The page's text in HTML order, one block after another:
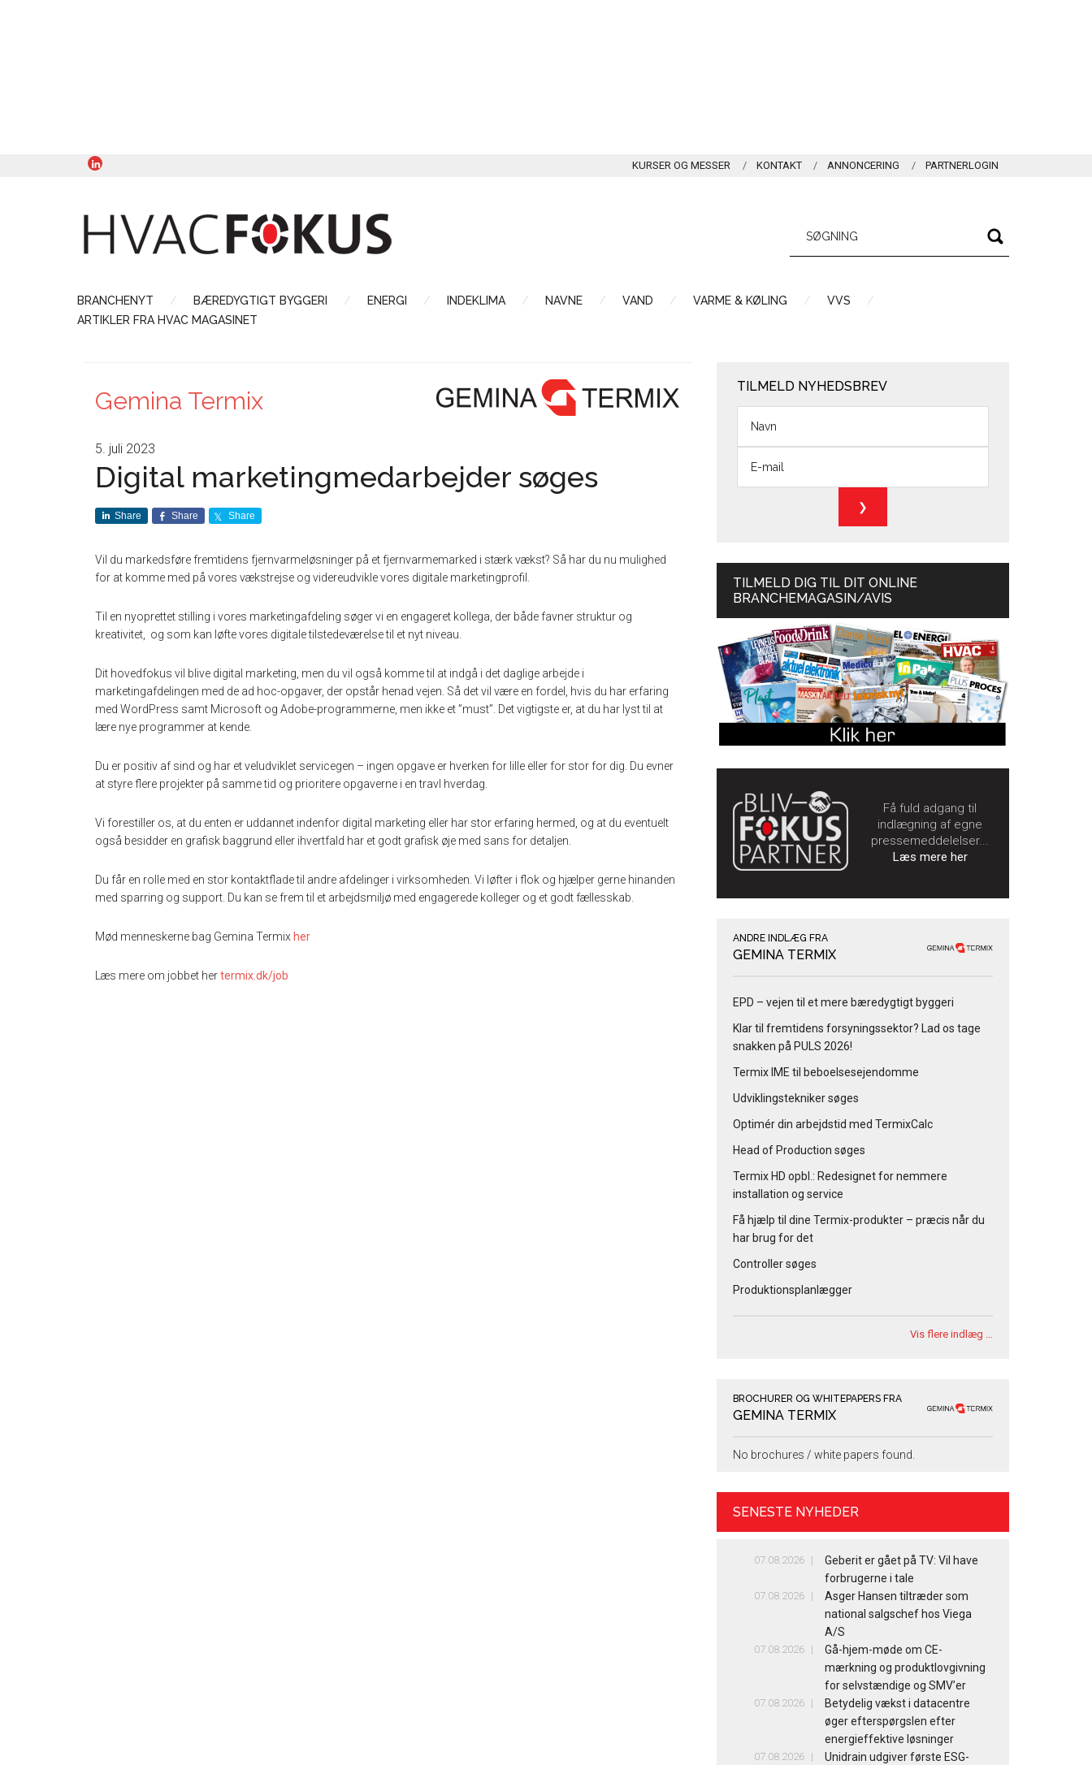
KURSER OG MESSER KONTAKT ANNONCERING PARTNERLOGIN
BRANCHENYT BÆREDYGTIGT BYGGERI ENERGI INDEKLIMA NAVNE VAND VARME & KØLING
VVS
ARTIKLER FRA HVAC MAGASINET
Gemina Termix
5. juli 2023
Digital marketingmedarbejder søges
Share Share Share
Vil du markedsføre fremtidens fjernvarmeløsninger på et fjernvarmemarked i stærk vækst? Så har du nu mulighed
for at komme med på vores vækstrejse og videreudvikle vores digitale marketingprofil.
Til en nyoprettet stilling i vores marketingafdeling søger vi en engageret kollega, der både favner struktur og
kreativitet, og som kan løfte vores digitale tilstedeværelse til et nyt niveau.
Dit hovedfokus vil blive digital marketing, men du vil også komme til at indgå i det daglige arbejde i
marketingafdelingen med de ad hoc-opgaver, der opstår henad vejen. Så det vil være en fordel, hvis du har erfaring
med WordPress samt Microsoft og Adobe-programmerne, men ikke et ”must”. Det vigtigste er, at du har lyst til at
lære nye programmer at kende.
Du er positiv af sind og har et veludviklet servicegen – ingen opgave er hverken for lille eller for stor for dig. Du evner
at styre flere projekter på samme tid og prioritere opgaverne i en travl hverdag.
Vi forestiller os, at du enten er uddannet indenfor digital marketing eller har stor erfaring hermed, og at du eventuelt
også besidder en grafisk baggrund eller ihvertfald har et godt grafisk øje med sans for detaljen.
Du får en rolle med en stor kontaktflade til andre afdelinger i virksomheden. Vi løfter i flok og hjælper gerne hinanden
med sparring og support. Du kan se frem til et arbejdsmiljø med engagerede kolleger og et godt fællesskab.
Mød menneskerne bag Gemina Termix her
Læs mere om jobbet hertermix.dk/job
TILMELD NYHEDSBREV
TILMELD DIG TIL DIT ONLINE
BRANCHEMAGASIN/AVIS
Få fuld adgang til
indlægning af egne
pressemeddelelser...
Læs mere her
ANDRE INDLÆG FRA
GEMINA TERMIX
EPD – vejen til et mere bæredygtigt byggeri
Klar til fremtidens forsyningssektor? Lad os tage
snakken på PULS 2026!
Termix IME til beboelsesejendomme
Udviklingstekniker søges
Optimér din arbejdstid med TermixCalc
Head of Production søges
Termix HD opbl.: Redesignet for nemmere
installation og service
Få hjælp til dine Termix-produkter – præcis når du
har brug for det
Controller søges
Produktionsplanlægger
Vis flere indlæg …
BROCHURER OG WHITEPAPERS FRA
GEMINA TERMIX
No brochures / white papers found.
SENESTE NYHEDER
07.08.2026
Geberit er gået på TV: Vil have
forbrugerne i tale
07.08.2026
Asger Hansen tiltræder som
national salgschef hos Viega
A/S
07.08.2026
Gå-hjem-møde om CE-
mærkning og produktlovgivning
for selvstændige og SMV’er
07.08.2026
Betydelig vækst i datacentre
øger efterspørgslen efter
energieffektive løsninger
07.08.2026
Unidrain udgiver første ESG-